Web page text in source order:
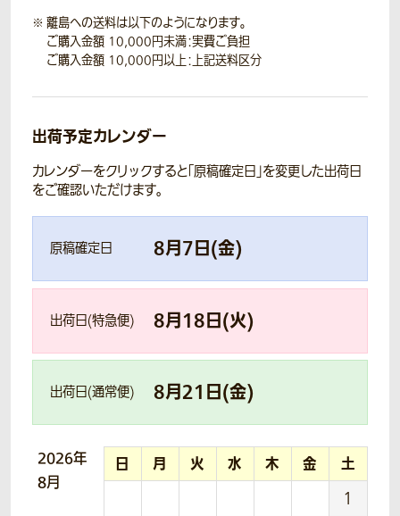
離島への送料は以下のようになります。
ご購入金額 10,000円未満：実費ご負担
ご購入金額 10,000円以上：上記送料区分
出荷予定カレンダー
カレンダーをクリックすると「原稿確定日」を変更した出荷日
をご確認いただけます。
原稿確定日 8月7日(金)
出荷日(特急便) 8月18日(火)
出荷日(通常便) 8月21 日(金)
2026年
8月
日 月 火 水 木 金 土
1